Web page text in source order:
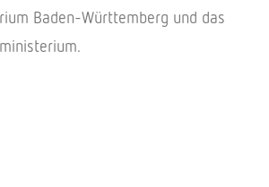
Baden-Würt­tem­berg und das